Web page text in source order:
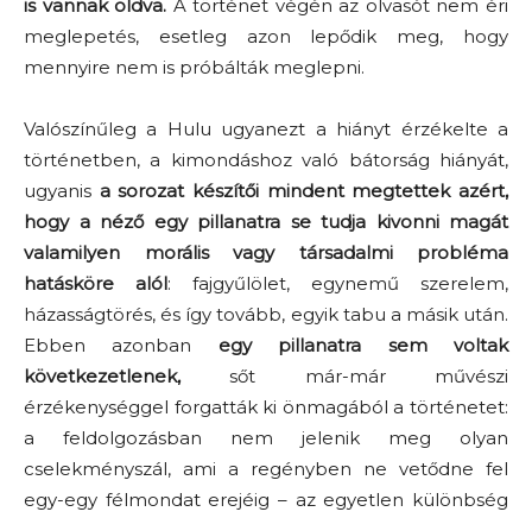
is vannak oldva. A történet végén az olvasót nem éri
meglepetés, esetleg azon lepődik meg, hogy
mennyire nem is próbálták meglepni.
Valószínűleg a Hulu ugyanezt a hiányt érzékelte a
történetben, a kimondáshoz való bátorság hiányát,
ugyanis a sorozat készítői mindent megtettek azért,
hogy a néző egy pillanatra se tudja kivonni magát
valamilyen morális vagy társadalmi probléma
hatásköre alól: fajgyűlölet, egynemű szerelem,
házasságtörés, és így tovább, egyik tabu a másik után.
Ebben azonban egy pillanatra sem voltak
következetlenek,sőt már-már művészi
érzékenységgel forgatták ki önmagából a történetet:
a feldolgozásban nem jelenik meg olyan
cselekményszál, ami a regényben ne vetődne fel
egy-egy félmondat erejéig – az egyetlen különbség